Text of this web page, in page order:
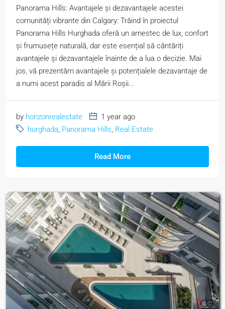
Panorama Hills: Avantajele și dezavantajele acestei
comunități vibrante din Calgary: Trăind în proiectul
Panorama Hills Hurghada oferă un amestec de lux, confort
și frumusețe naturală, dar este esențial să cântăriți
avantajele și dezavantajele înainte de a lua o decizie. Mai
jos, vă prezentăm avantajele și potențialele dezavantaje de
a numi acest paradis al Mării Roșii...
by horizonrealestate
1 year ago
hurghada, Panorama Hills, Real Estate
Read More